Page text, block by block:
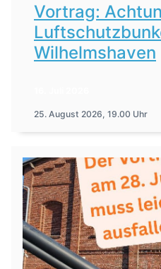
Vortrag:
Wilhelmshaven
25. August 2026, 19.00 Uhr